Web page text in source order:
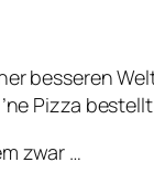
besseren
Pizza
zwar …